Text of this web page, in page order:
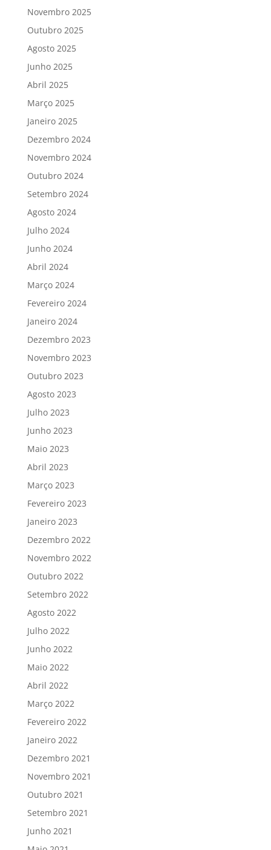
Novembro 2025
Outubro 2025
Agosto 2025
Junho 2025
Abril 2025
Março 2025
Janeiro 2025
Dezembro 2024
Novembro 2024
Outubro 2024
Setembro 2024
Agosto 2024
Julho 2024
Junho 2024
Abril 2024
Março 2024
Fevereiro 2024
Janeiro 2024
Dezembro 2023
Novembro 2023
Outubro 2023
Agosto 2023
Julho 2023
Junho 2023
Maio 2023
Abril 2023
Março 2023
Fevereiro 2023
Janeiro 2023
Dezembro 2022
Novembro 2022
Outubro 2022
Setembro 2022
Agosto 2022
Julho 2022
Junho 2022
Maio 2022
Abril 2022
Março 2022
Fevereiro 2022
Janeiro 2022
Dezembro 2021
Novembro 2021
Outubro 2021
Setembro 2021
Junho 2021